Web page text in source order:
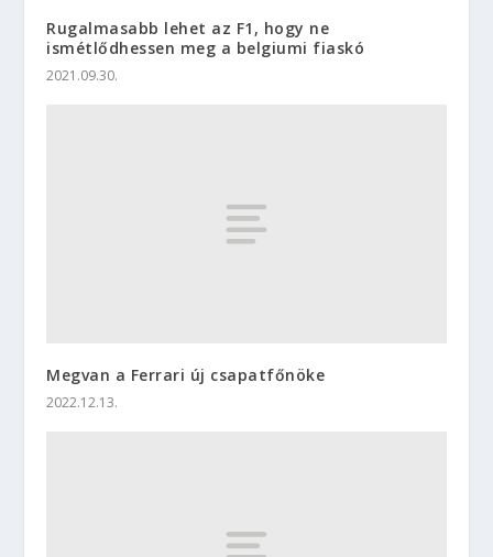
Rugalmasabb lehet az F1, hogy ne
ismétlődhessen meg a belgiumi fiaskó
2021.09.30.
Megvan a Ferrari új csapatfőnöke
2022.12.13.